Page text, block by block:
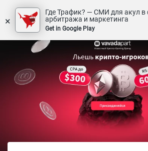
×
Где Трафик? — СМИ для акул в
арбитража и маркетинга
Get in Google Play